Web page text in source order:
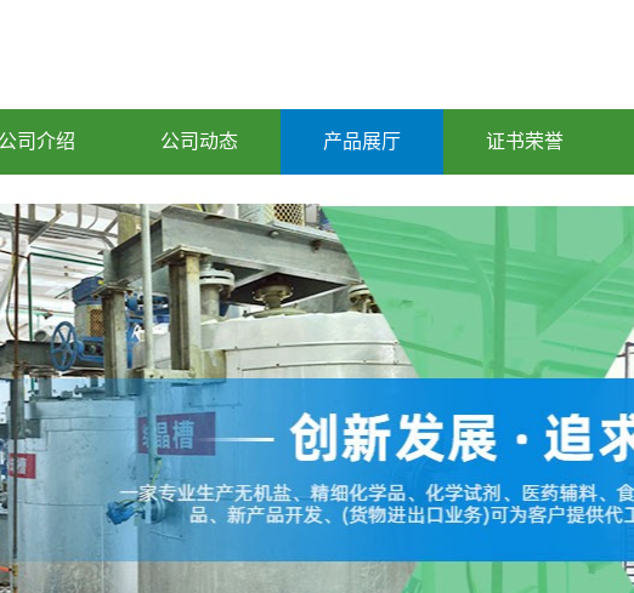
公司介绍 公司动态 产品展厅 证书荣誉